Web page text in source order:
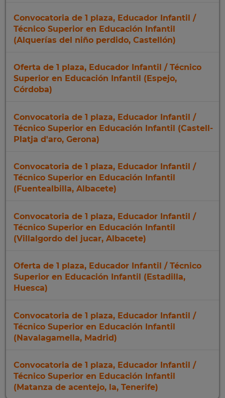
Convocatoria de 1 plaza, Educador Infantil /
Técnico Superior en Educación Infantil
(Alquerías del niño perdido, Castellón)
Oferta de 1 plaza, Educador Infantil / Técnico
Superior en Educación Infantil (Espejo,
Córdoba)
Convocatoria de 1 plaza, Educador Infantil /
Técnico Superior en Educación Infantil (Castell-
Platja d'aro, Gerona)
Convocatoria de 1 plaza, Educador Infantil /
Técnico Superior en Educación Infantil
(Fuentealbilla, Albacete)
Convocatoria de 1 plaza, Educador Infantil /
Técnico Superior en Educación Infantil
(Villalgordo del jucar, Albacete)
Oferta de 1 plaza, Educador Infantil / Técnico
Superior en Educación Infantil (Estadilla,
Huesca)
Convocatoria de 1 plaza, Educador Infantil /
Técnico Superior en Educación Infantil
(Navalagamella, Madrid)
Convocatoria de 1 plaza, Educador Infantil /
Técnico Superior en Educación Infantil
(Matanza de acentejo, la, Tenerife)